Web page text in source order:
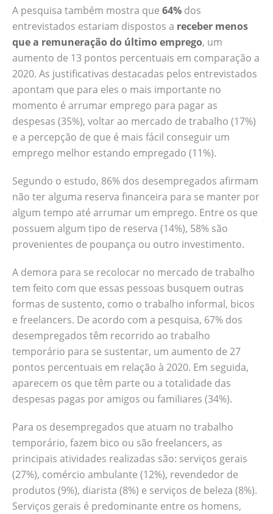
as despesas (35%), voltar ao mercado de
trabalho (17%) e a percepção de que é mais
fácil conseguir um emprego melhor estando
empregado (11%). Segundo o estudo, 86%
dos desempregados afirmam não ter
alguma reserva financeira para se manter
por algum tempo até arrumar um emprego.
Entre os que possuem algum tipo de reserva
(14%), 58% são provenientes de poupança
ou outro investimento.…
A pesquisa também mostra que 64% dos
entrevistados estariam dispostos a receber menos
que a remuneração do último emprego, um
aumento de 13 pontos percentuais em comparação a
2020. As justificativas destacadas pelos entrevistados
apontam que para eles o mais importante no
momento é arrumar emprego para pagar as
despesas (35%), voltar ao mercado de trabalho (17%)
e a percepção de que é mais fácil conseguir um
emprego melhor estando empregado (11%).
Segundo o estudo, 86% dos desempregados afirmam
não ter alguma reserva financeira para se manter por
algum tempo até arrumar um emprego. Entre os que
possuem algum tipo de reserva (14%), 58% são
provenientes de poupança ou outro investimento.
A demora para se recolocar no mercado de trabalho
tem feito com que essas pessoas busquem outras
formas de sustento, como o trabalho informal, bicos
e freelancers. De acordo com a pesquisa, 67% dos
desempregados têm recorrido ao trabalho
temporário para se sustentar, um aumento de 27
pontos percentuais em relação à 2020. Em seguida,
aparecem os que têm parte ou a totalidade das
despesas pagas por amigos ou familiares (34%).
Para os desempregados que atuam no trabalho
temporário, fazem bico ou são freelancers, as
principais atividades realizadas são: serviços gerais
(27%), comércio ambulante (12%), revendedor de
produtos (9%), diarista (8%) e serviços de beleza (8%).
Serviços gerais é predominante entre os homens,